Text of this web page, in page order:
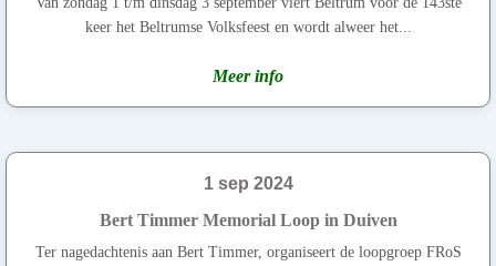
keer het Beltrumse Volksfeest en wordt alweer het...
Meer info
1 sep 2024
Bert Timmer Memorial Loop in Duiven
Ter nagedachtenis aan Bert Timmer, organiseert de loopgroep FRoS